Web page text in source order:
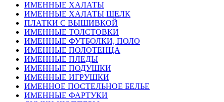
ИМЕННЫЕ ХАЛАТЫ
ИМЕННЫЕ ХАЛАТЫ ШЕЛК
ПЛАТКИ С ВЫШИВКОЙ
ИМЕННЫЕ ТОЛСТОВКИ
ИМЕННЫЕ ФУТБОЛКИ, ПОЛО
ИМЕННЫЕ ПОЛОТЕНЦА
ИМЕННЫЕ ПЛЕДЫ
ИМЕННЫЕ ПОДУШКИ
ИМЕННЫЕ ИГРУШКИ
ИМЕННОЕ ПОСТЕЛЬНОЕ БЕЛЬЕ
ИМЕННЫЕ ФАРТУКИ